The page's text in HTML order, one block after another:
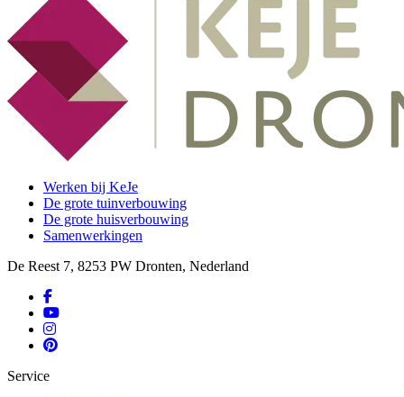
Werken bij KeJe
De grote tuinverbouwing
De grote huisverbouwing
Samenwerkingen
De Reest 7, 8253 PW Dronten, Nederland
Service